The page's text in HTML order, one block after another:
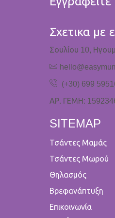
Σχετικα με
Σουλίου 10,
(+30) 699
ΑΡ. ΓΕΜΗ:
SITEMAP
Τσάντες Μαμάς
Τσάντες Μωρού
Θηλασμός
Βρεφανάπτυξη
Επικοινωνία